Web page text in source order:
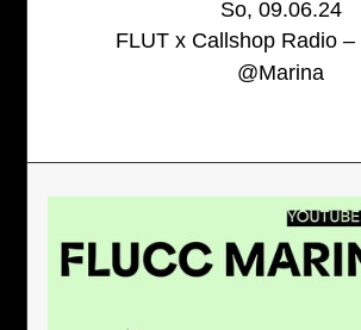
So, 09.06.24
FLUT x Callshop Radio
@Marina